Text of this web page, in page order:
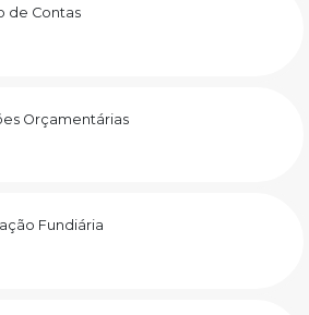
de Contas
Orçamentárias
Fundiária